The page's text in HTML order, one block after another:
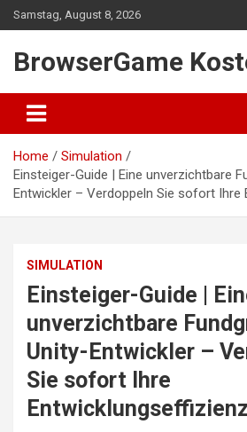
Skip
to
Samstag, August 8, 2026
BrowserGame
Home
Simulation
Einsteiger-Guide | Eine unverzichtbare
Entwickler – Verdoppeln Sie sofort Ihre
SIMULATION
Einsteiger-Guide |
unverzichtbare
Unity-Entwickler –
Sie sofort Ihre
Entwicklungseffizienz